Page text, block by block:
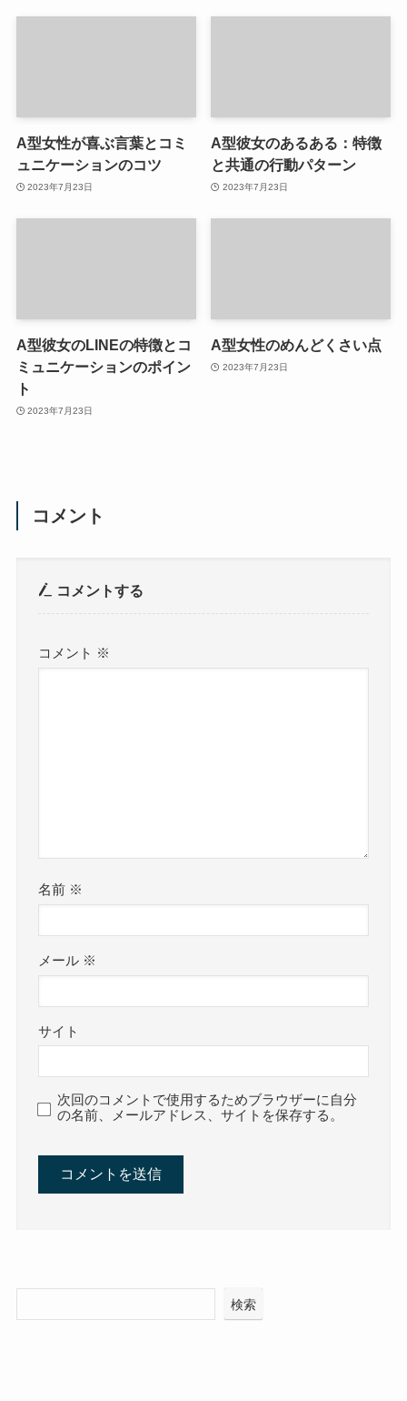
A型女性が喜ぶ言葉とコミ
ュニケーションのコツ
2023年7月23日
A型彼女のあるある：特徴
と共通の行動パターン
2023年7月23日
A型彼女のLINEの特徴とコ
ミュニケーションのポイン
ト
2023年7月23日
A型女性のめんどくさい点
2023年7月23日
コメント
コメントする
コメント ※
名前 ※
メール ※
サイト
次回のコメントで使用するためブラウザーに自分
の名前、メールアドレス、サイトを保存する。
検索